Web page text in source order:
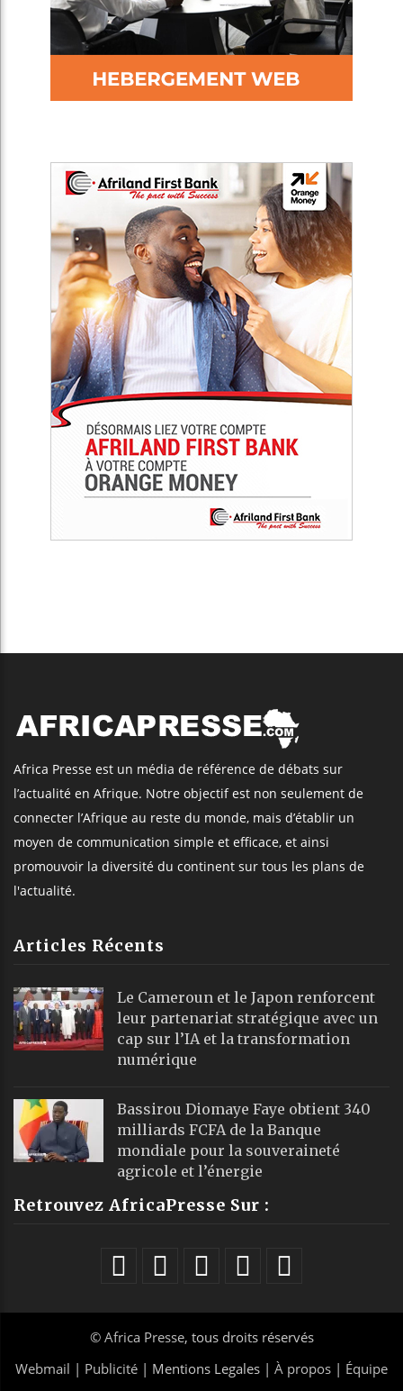
Africa Presse est un média de référence de débats sur
l’actualité en Afrique. Notre objectif est non seulement de
connecter l’Afrique au reste du monde, mais d’établir un
moyen de communication simple et efficace, et ainsi
promouvoir la diversité du continent sur tous les plans de
l'actualité.
Articles Récents
Le Cameroun et le Japon renforcent
leur partenariat stratégique avec un
cap sur l’IA et la transformation
numérique
Bassirou Diomaye Faye obtient 340
milliards FCFA de la Banque
mondiale pour la souveraineté
agricole et l’énergie
Retrouvez AfricaPresse Sur :
© Africa Presse, tous droits réservés
Webmail | Publicité | Mentions Legales | À propos | Équipe